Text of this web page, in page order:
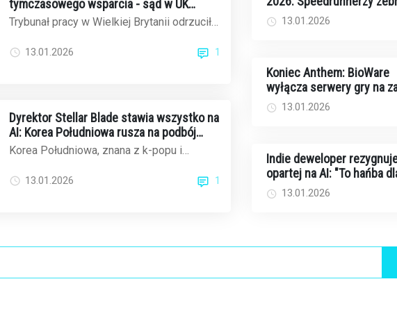
tymczasowego wsparcia - sąd w UK
odrzuca wniosek Rockstar
Trybunał pracy w Wielkiej Brytanii odrzucił
31 zwolnionych ...
13.01.2026 1
Dyrektor Stellar Blade stawia wszystko na
AI: Korea Południowa rusza na podbój
globalnego rynku gier
Korea Południowa, znana z k-popu i
dominację w świecie gier wi...
13.01.2026 1
rekordowe 2,44 mln
walkę z rakiem
13.01.2026
Koniec Anthem: BioWare
wyłącza serwery gry na
13.01.2026
Indie deweloper
opartej na AI: "To hańba
twórców i graczy"
13.01.2026